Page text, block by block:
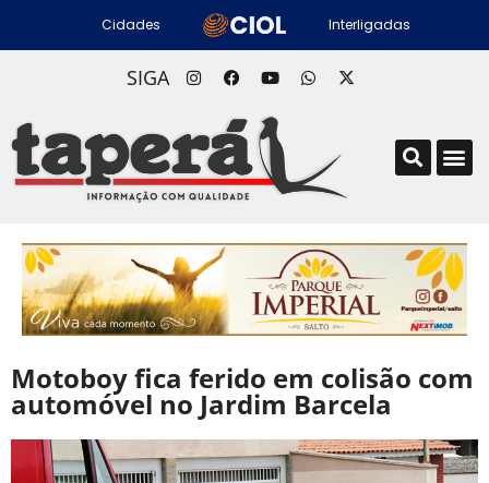
Cidades Interligadas
SIGA
Motoboy fica ferido em colisão com
automóvel no Jardim Barcela